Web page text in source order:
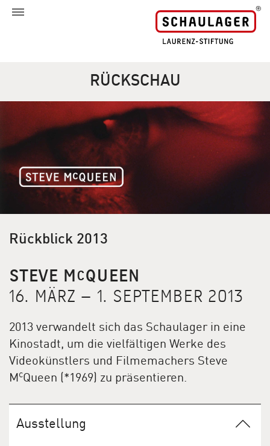
RÜCKSCHAU
Rückblick 2013
STEVE MCQUEEN
16. MÄRZ – 1. SEPTEMBER 2013
2013 verwandelt sich das Schaulager in eine
Kinostadt, um die vielfältigen Werke des
Videokünstlers und Filmemachers Steve
McQueen (*1969) zu präsentieren.
Ausstellung